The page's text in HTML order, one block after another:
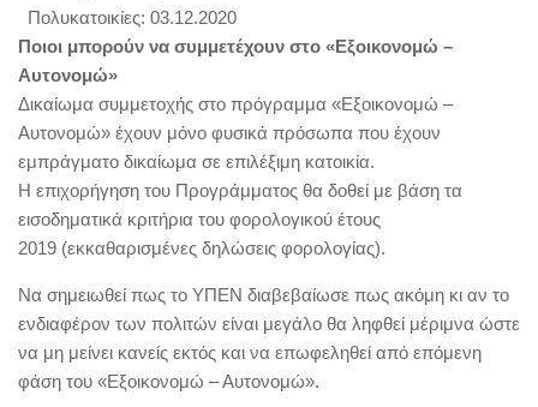
Πολυκατοικίες: 03.12.2020
Ποιοι μπορούν να συμμετέχουν στο «Εξοικονομώ –
Αυτονομώ»
Δικαίωμα συμμετοχής στο πρόγραμμα «Εξοικονομώ –
Αυτονομώ» έχουν μόνο φυσικά πρόσωπα που έχουν
εμπράγματο δικαίωμα σε επιλέξιμη κατοικία.
Η επιχορήγηση του Προγράμματος θα δοθεί με βάση τα
εισοδηματικά κριτήρια του φορολογικού έτους
2019 (εκκαθαρισμένες δηλώσεις φορολογίας).
Να σημειωθεί πως το ΥΠΕΝ διαβεβαίωσε πως ακόμη κι αν το
ενδιαφέρον των πολιτών είναι μεγάλο θα ληφθεί μέριμνα ώστε
να μη μείνει κανείς εκτός και να επωφεληθεί από επόμενη
φάση του «Εξοικονομώ – Αυτονομώ».